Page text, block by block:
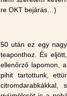
re OKT bejárás…)
50 után ez egy
teaponthoz. És
ellenőrző lapomon,
pihit tartottunk,